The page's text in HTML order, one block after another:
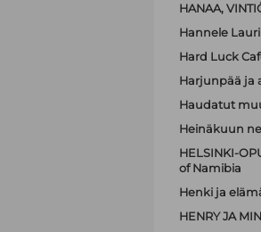
HANAA,
Hannele
Hard Luck
Harjunpää ja
Haudatut
Heinäkuun
HELSINKI-
of Namibia
Henki ja
HENRY JA